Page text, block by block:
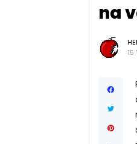
na
15